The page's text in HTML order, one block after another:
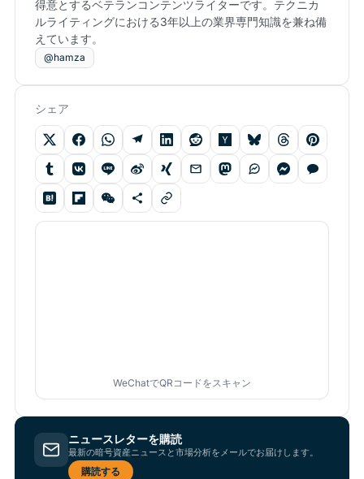
得意とするベテランコンテンツライターです。テクニカ
ルライティングにおける3年以上の業界専門知識を兼ね備
えています。
@hamza
シェア
WeChatでQRコードをスキャン
ニュースレターを購読
最新の暗号資産ニュースと市場分析をメールでお届けします。
購読する